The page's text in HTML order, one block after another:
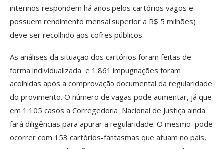
interinos respondem há anos pelos cartórios vagos e
possuem rendimento mensal superior a R$ 5 milhões)
deve ser recolhido aos cofres públicos.
As análises da situação dos cartórios foram feitas de
forma individualizada e 1.861 impugnações foram
acolhidas após a comprovação documental da regularidade
do provimento. O número de vagas pode aumentar, já que
em 1.105 casos a Corregedoria Nacional de Justiça ainda
fará diligências para apurar a regularidade. O mesmo pode
ocorrer com 153 cartórios-fantasmas que atuam no país,